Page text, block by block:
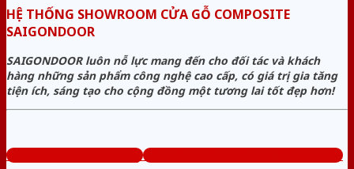
HỆ THỐNG SHOWROOM CỬA GỖ COMPOSITE
SAIGONDOOR
SAIGONDOOR luôn nỗ lực mang đến cho đối tác và khách
hàng những sản phẩm công nghệ cao cấp, có giá trị gia tăng
tiện ích, sáng tạo cho cộng đồng một tương lai tốt đẹp hơn!
www.cuagocomposite.org Tổng đài tư vấn miễn phí: 0824.400.400